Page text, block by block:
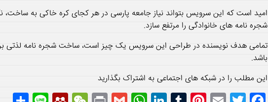
امید است که این سرویس بتواند نیاز جامعه پارسی در هر کجای کره خاکی به ساخت،
شجره نامه های خانوادگی را مرتفع سازد.
تمامی هدف نویسنده در طراحی این سرویس یک چیز است، ساخت شجره نامه لذتی
باشد.
این مطلب را در شبکه های اجتماعی به اشتراک بگذارید